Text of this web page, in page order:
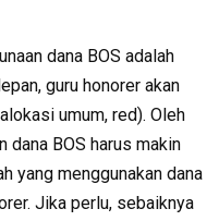
dana BOS adalah
guru honorer akan
umum, red). Oleh
dana BOS harus makin
yang menggunakan dana
Jika perlu, sebaiknya